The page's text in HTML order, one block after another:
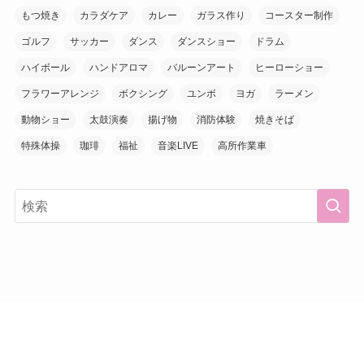
もつ焼き カラダケア カレー ガラス作り コースター制作
ゴルフ サッカー ダンス ダンスショー ドラム
ハイボール ハンドアロマ バルーンアート ヒーローショー
フラワーアレンジ ボクシング ユンボ ヨガ ラーメン
動物ショー 太鼓演奏 揚げ物 消防体験 焼きそば
特殊体操 珈琲 福祉 音楽LIVE 高所作業車